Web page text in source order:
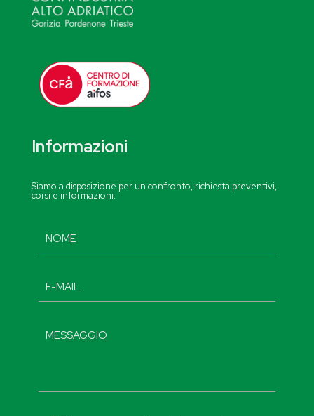
Informazioni
Siamo a disposizione per un confronto, richiesta preventivi,
corsi e informazioni.